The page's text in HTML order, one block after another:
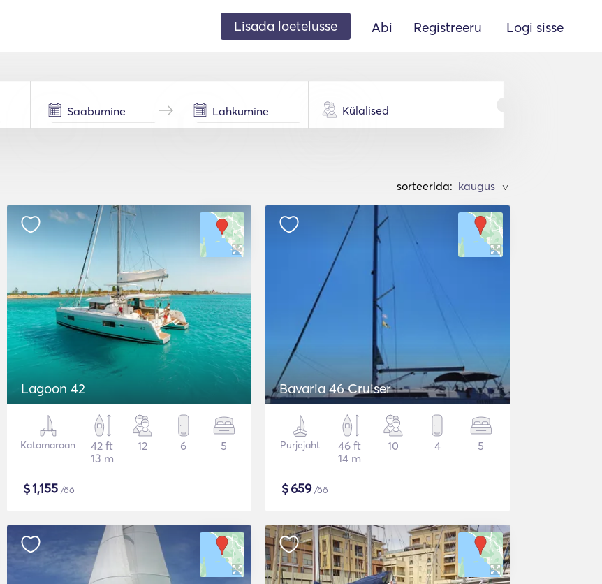
Lisada loetelusse Abi Registreeru Logi sisse
Külalised
sorteerida: >
Lagoon 42
Katamaraan
42 ft
13 m
12 6 5
$1,155 /öö
Bavaria 46 Cruiser
Purjejaht
46 ft
14 m
10 4 5
$659/öö